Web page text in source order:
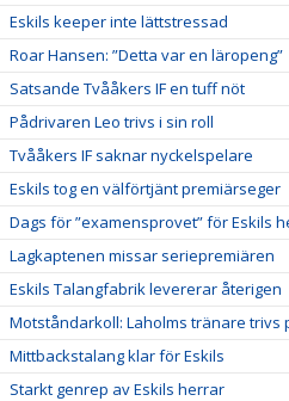
Eskils keeper inte lättstressad
Roar Hansen: ”Detta var en läropeng”
Satsande Tvååkers IF en tuff nöt
Pådrivaren Leo trivs i sin roll
Tvååkers IF saknar nyckelspelare
Eskils tog en välförtjänt premiärseger
Dags för ”examensprovet” för Eskils
Lagkaptenen missar seriepremiären
Eskils Talangfabrik levererar återigen
Motståndarkoll: Laholms tränare trivs
Mittbackstalang klar för Eskils
Starkt genrep av Eskils herrar